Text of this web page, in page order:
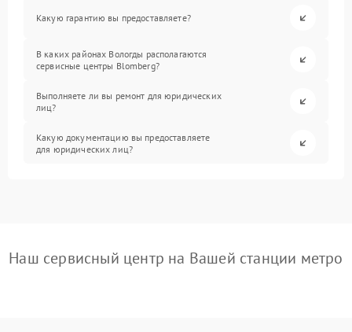
Какую гарантию вы предоставляете?
В каких районах Вологды располагаются
сервисные центры Blomberg?
Выполняете ли вы ремонт для юридических
лиц?
Какую документацию вы предоставляете
для юридических лиц?
Наш сервисный центр на Вашей станции метро